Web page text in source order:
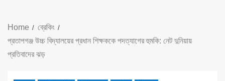
Home
ব্রেকিং
প্রতাপগঞ্জ উচ্চ বিদ্যালয়ের প্রধান শিক্ষককে পদত্যাগের হুমকি: নেট দুনিয়ায়
প্রতিবাদের ঝড়